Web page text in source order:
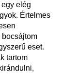
elég
Értelmes
bocsájtom
eset.
tartom